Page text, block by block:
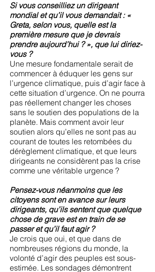
Si vous conseilliez un dirigeant
mondial et qu’il vous demandait : «
Greta, selon vous, quelle est la
première mesure que je devrais
prendre aujourd’hui ? », que lui diriez-
vous ?
Une mesure fondamentale serait de
commencer à éduquer les gens sur
l’urgence climatique, puis d’agir face à
cette situation d’urgence. On ne pourra
pas réellement changer les choses
sans le soutien des populations de la
planète. Mais comment avoir leur
soutien alors qu’elles ne sont pas au
courant de toutes les retombées du
dérèglement climatique, et que leurs
dirigeants ne considèrent pas la crise
comme une véritable urgence ?
Pensez-vous néanmoins que les
citoyens sont en avance sur leurs
dirigeants, qu’ils sentent que quelque
chose de grave est en train de se
passer et qu’il faut agir ?
Je crois que oui, et que dans de
nombreuses régions du monde, la
volonté d’agir des peuples est sous-
estimée. Les sondages démontrent